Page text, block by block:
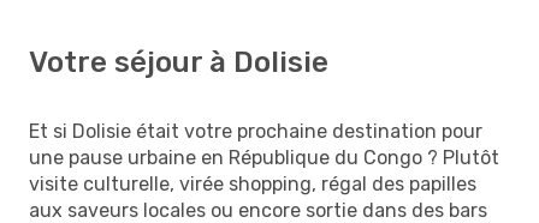
Votre séjour à Dolisie
Et si Dolisie était votre prochaine destination pour
une pause urbaine en République du Congo ? Plutôt
visite culturelle, virée shopping, régal des papilles
aux saveurs locales ou encore sortie dans des bars